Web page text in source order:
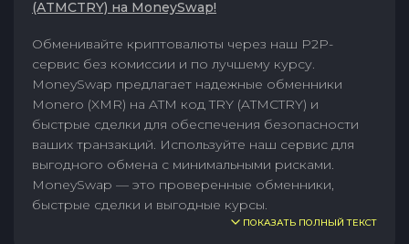
(ATMCTRY) на MoneySwap!
Обменивайте криптовалюты через наш P2P-
сервис без комиссии и по лучшему курсу.
MoneySwap предлагает надежные обменники
Monero (XMR) на ATM код TRY (ATMCTRY) и
быстрые сделки для обеспечения безопасности
ваших транзакций. Используйте наш сервис для
выгодного обмена с минимальными рисками.
MoneySwap — это проверенные обменники,
быстрые сделки и выгодные курсы.
ПОКАЗАТЬ ПОЛНЫЙ ТЕКСТ